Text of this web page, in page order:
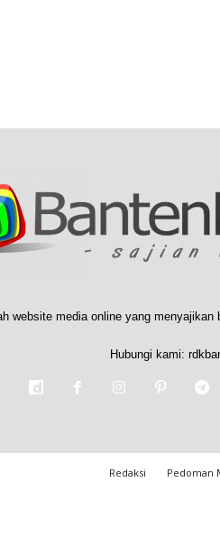
website media online yang
Hubungi kami:
Redaksi Pedoman